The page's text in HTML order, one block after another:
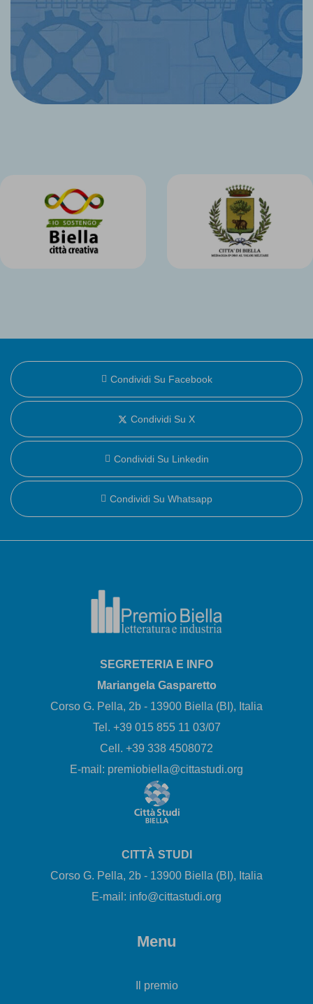
Condividi Su Facebook
Condividi Su X
Condividi Su Linkedin
Condividi Su Whatsapp
SEGRETERIA E INFO
Mariangela Gasparetto
Corso G. Pella, 2b - 13900 Biella (BI), Italia
Tel. +39 015 855 11 03/07
Cell. +39 338 4508072
E-mail: premiobiella@cittastudi.org
CITTÀ STUDI
Corso G. Pella, 2b - 13900 Biella (BI), Italia
E-mail: info@cittastudi.org
Menu
Il premio